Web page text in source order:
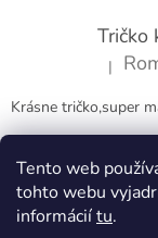
Tento web
tohto webu
informáciítu.
|
Krásne tričko,super